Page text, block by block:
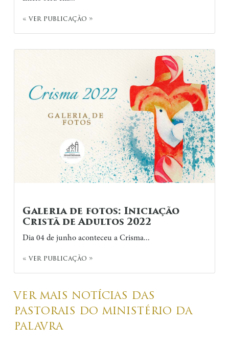
« ver publicação »
Galeria de fotos: Iniciação
Cristã de Adultos 2022
Dia 04 de junho aconteceu a Crisma...
« ver publicação »
VER MAIS NOTÍCIAS DAS
PASTORAIS DO MINISTÉRIO DA
PALAVRA